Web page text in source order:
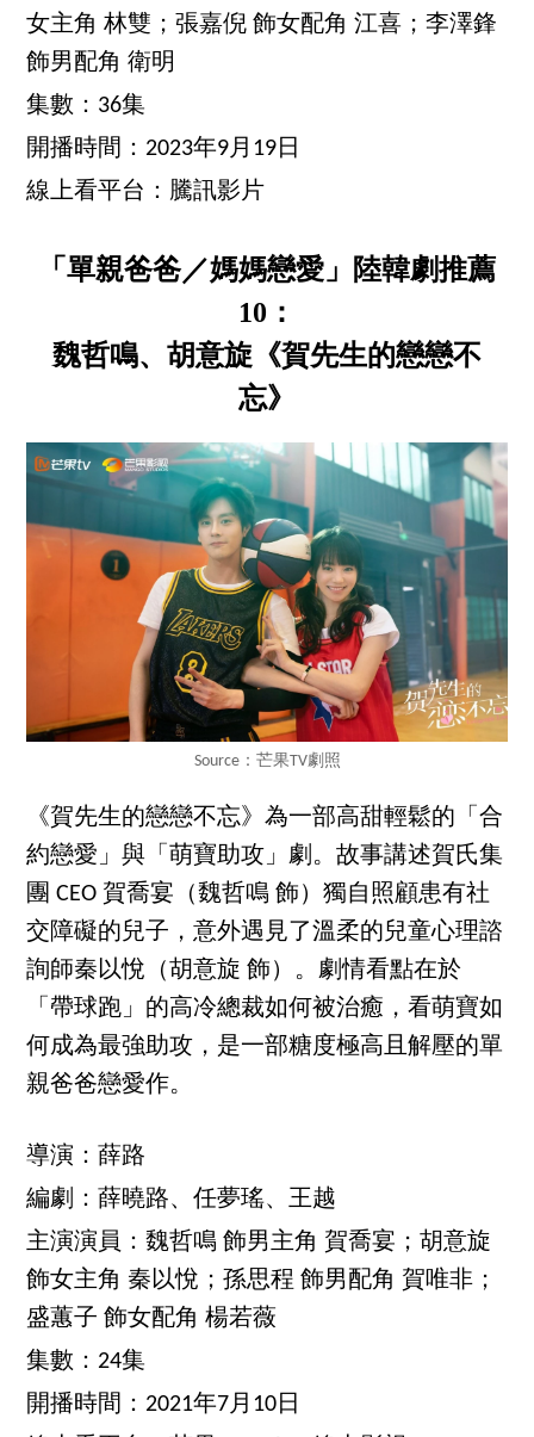
女主角 林雙；張嘉倪 飾女配角 江喜；李澤鋒
飾男配角 衛明
集數：36集
開播時間：2023年9月19日
線上看平台：騰訊影片
「單親爸爸／媽媽戀愛」陸韓劇推薦
10：
魏哲鳴、胡意旋《賀先生的戀戀不
忘》
Source：芒果TV劇照
《賀先生的戀戀不忘》為一部高甜輕鬆的「合
約戀愛」與「萌寶助攻」劇。故事講述賀氏集
團 CEO 賀喬宴（魏哲鳴 飾）獨自照顧患有社
交障礙的兒子，意外遇見了溫柔的兒童心理諮
詢師秦以悅（胡意旋 飾）。劇情看點在於
「帶球跑」的高冷總裁如何被治癒，看萌寶如
何成為最強助攻，是一部糖度極高且解壓的單
親爸爸戀愛作。
導演：薛路
編劇：薛曉路、任夢瑤、王越
主演演員：魏哲鳴 飾男主角 賀喬宴；胡意旋
飾女主角 秦以悅；孫思程 飾男配角 賀唯非；
盛蕙子 飾女配角 楊若薇
集數：24集
開播時間：2021年7月10日